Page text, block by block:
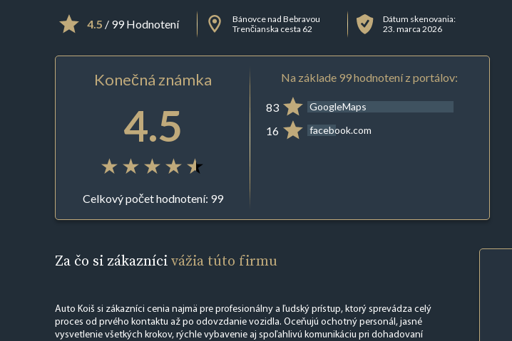
4.5 / 99 Hodnotení
Bánovce nad Bebravou
Trenčianska cesta 62
Dátum skenovania:
23. marca 2026
Konečná známka
4.5
Celkový počet hodnotení: 99
Na základe 99 hodnotení z portálov:
83 GoogleMaps
16 facebook.com
Za čo si zákaznícivážia túto firmu
Auto Koiš si zákazníci cenia najmä pre profesionálny a ľudský prístup, ktorý sprevádza celý
proces od prvého kontaktu až po odovzdanie vozidla. Oceňujú ochotný personál, jasné
vysvetlenie všetkých krokov, rýchle vybavenie aj spoľahlivú komunikáciu pri dohadovaní